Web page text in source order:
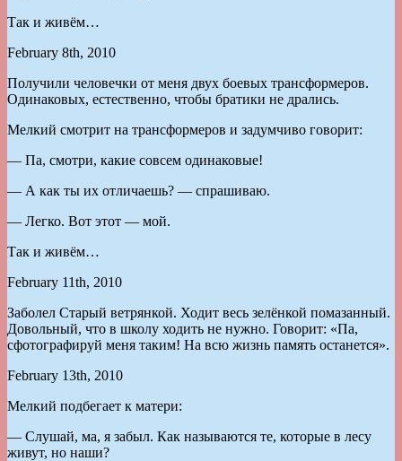
Так и живём…
February 8th, 2010
Получили человечки от меня двух боевых трансформеров.
Одинаковых, естественно, чтобы братики не дрались.
Мелкий смотрит на трансформеров и задумчиво говорит:
— Па, смотри, какие совсем одинаковые!
— А как ты их отличаешь? — спрашиваю.
— Легко. Вот этот — мой.
Так и живём…
February 11th, 2010
Заболел Старый ветрянкой. Ходит весь зелёнкой помазанный.
Довольный, что в школу ходить не нужно. Говорит: «Па,
сфотографируй меня таким! На всю жизнь память останется».
February 13th, 2010
Мелкий подбегает к матери:
— Слушай, ма, я забыл. Как называются те, которые в лесу
живут, но наши?